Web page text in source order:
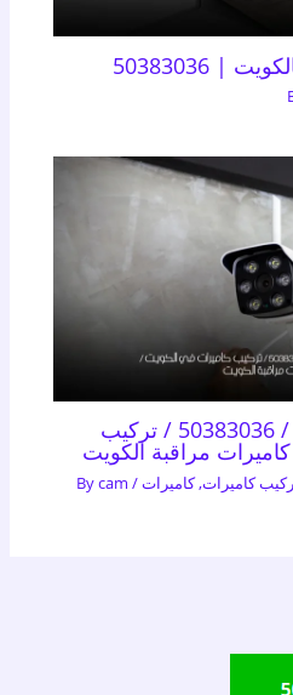
| 50383036
صيانة كاميرات مراقبة / 50383036 / تركيب
مراقبة الكويت
كاميرات,كاميرات/ By
cam